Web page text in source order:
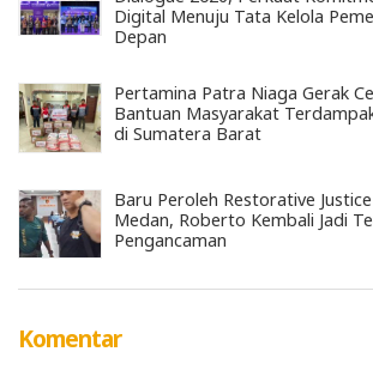
Digital Menuju Tata Kelola
Depan
Pertamina Patra Niaga Gerak
Bantuan Masyarakat
di Sumatera Barat
Baru Peroleh Restorative
Medan, Roberto Kembali Jadi
Pengancaman
Komentar